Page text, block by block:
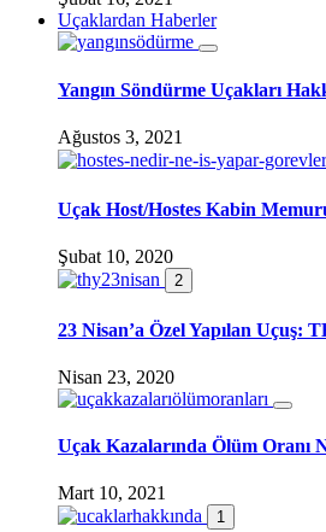
Uçaklardan Haberler
Yangın Söndürme Uçakları
Ağustos 3, 2021
Uçak Host/Hostes Kabin
Şubat 10, 2020
2
23 Nisan’a Özel Yapılan Uçuş:
Nisan 23, 2020
Uçak Kazalarında Ölüm Oranı
Mart 10, 2021
1